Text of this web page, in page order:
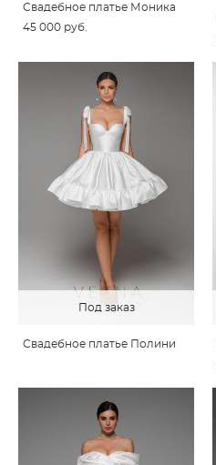
Свадебное платье Моника
45 000 pуб.
Под заказ
Свадебное платье Полини